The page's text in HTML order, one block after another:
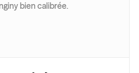
bien calibrée.